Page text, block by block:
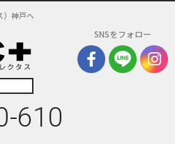
、利用目的を特定して通知または公表
ざん等を防止するために必要な 対策を
、お客さま本人からの開示、訂正、削
でお受けして、誠意をもって対応いたし
お客さま情報の取り扱いをいたします。
）神戸へ
SNSをフォロー
610